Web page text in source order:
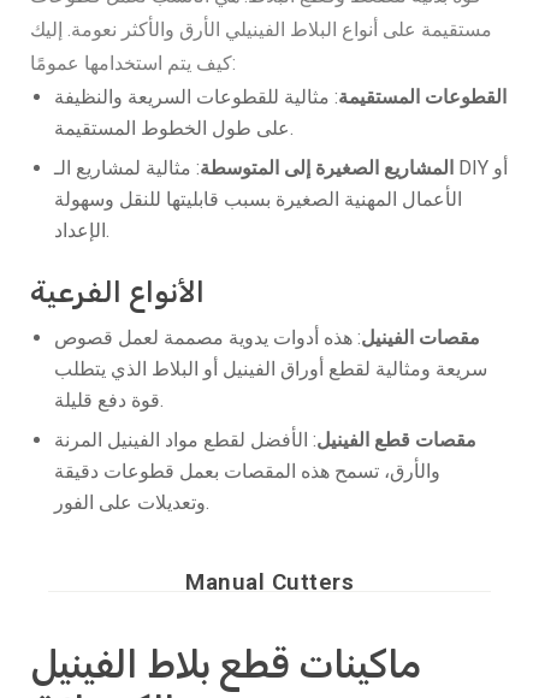
مستقيمة على أنواع البلاط الفينيلي الأرق والأكثر نعومة. إليك
كيف يتم استخدامها عمومًا:
القطوعات المستقيمة: مثالية للقطوعات السريعة والنظيفة
المشاريع الصغيرة إلى المتوسطة: مثالية لمشاريع الـ DIY أو
الأعمال المهنية الصغيرة بسبب قابليتها للنقل وسهولة
الأنواع الفرعية
مقصات الفينيل: هذه أدوات يدوية مصممة لعمل قصوص
سريعة ومثالية لقطع أوراق الفينيل أو البلاط الذي يتطلب
مقصات قطع الفينيل: الأفضل لقطع مواد الفينيل المرنة
والأرق، تسمح هذه المقصات بعمل قطوعات دقيقة
Manual Cutters
ماكينات قطع بلاط الفينيل